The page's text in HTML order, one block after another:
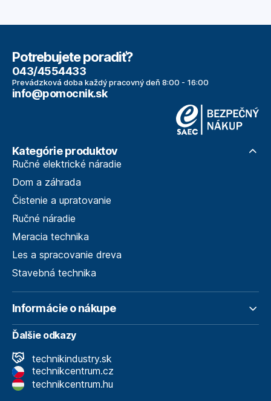
Potrebujete poradiť?
043/4554433
Prevádzková doba každý pracovný deň 8:00 - 16:00
info@pomocnik.sk
Kategórie produktov
Ručné elektrické náradie
Dom a záhrada
Čistenie a upratovanie
Ručné náradie
Meracia technika
Les a spracovanie dreva
Stavebná technika
Informácie o nákupe
Ďalšie odkazy
technikindustry.sk
technikcentrum.cz
technikcentrum.hu